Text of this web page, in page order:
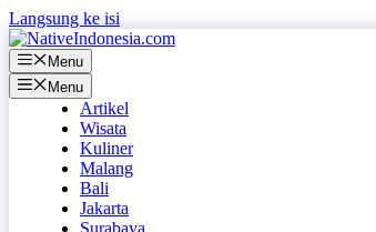
Langsung ke isi
Menu
Menu
Artikel
Wisata
Kuliner
Malang
Bali
Jakarta
Surabaya